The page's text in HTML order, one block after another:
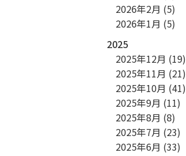
2026年2月 (5)
2026年1月 (5)
2025
2025年12月 (19)
2025年11月 (21)
2025年10月 (41)
2025年9月 (11)
2025年8月 (8)
2025年7月 (23)
2025年6月 (33)